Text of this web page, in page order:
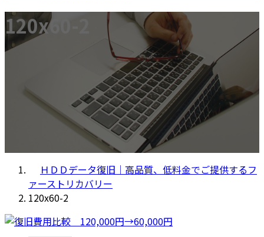
120x60-2
ＨＤＤデータ復旧｜高品質、低料金でご提供するフ
ァーストリカバリー
120x60-2